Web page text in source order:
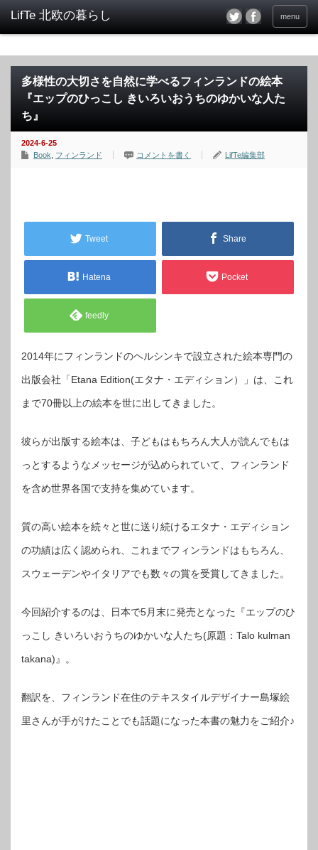
menu
多様性の大切さを自然に学べるフィンランドの絵本
『エップのひっこし きいろいおうちのゆかいな人た
ち』
2024-6-25
Book
フィンランド コメントを書く LifTe編集部
Tweet Share
Hatena Pocket
feedly
2014年にフィンランドのヘルシンキで設立された絵本専門の
出版会社「Etana Edition(エタナ・エディション）」は、これ
まで70冊以上の絵本を世に出してきました。
彼らが出版する絵本は、子どもはもちろん大人が読んでもは
っとするようなメッセージが込められていて、フィンランド
を含め世界各国で支持を集めています。
質の高い絵本を続々と世に送り続けるエタナ・エディション
の功績は広く認められ、これまでフィンランドはもちろん、
スウェーデンやイタリアでも数々の賞を受賞してきました。
今回紹介するのは、日本で5月末に発売となった『エップのひ
っこし きいろいおうちのゆかいな人たち(原題：Talo kulman
takana)』。
翻訳を、フィンランド在住のテキスタイルデザイナー島塚絵
里さんが手がけたことでも話題になった本書の魅力をご紹介♪